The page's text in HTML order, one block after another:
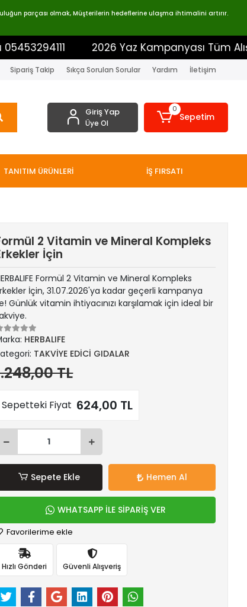
parçası olmak, Müşterilerin hedeflerine ulaşma ihtimalini artırır.
2026 Yaz Kampanyası Tüm
Sipariş Takip Sıkça Sorulan Sorular Yardım İletişim
Giriş Yap
Üye Ol
0
Sepetim
TANITIM ÜRÜNLERİ İŞ FIRSATI
2 Vitamin ve Mineral Kompleks
İçin
Formül 2 Vitamin ve Mineral Kompleks
İçin, 31.07.2026'ya kadar geçerli kampanya
Günlük vitamin ihtiyacınızı karşılamak için ideal bir
HERBALIFE
TAKVİYE EDİCİ GIDALAR
TL
Sepetteki Fiyat 624,00 TL
Sepete Ekle Hemen Al
WHATSAPP İLE SİPARİŞ VER
Favorilerime ekle
Hızlı Gönderi Güvenli Alışveriş